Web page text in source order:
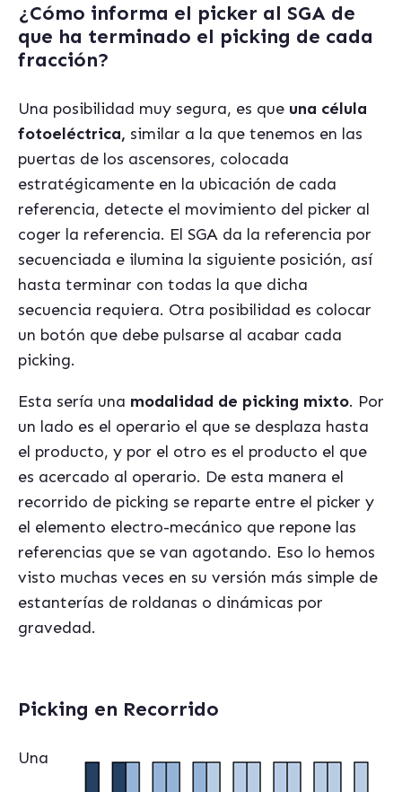
¿Cómo informa el picker al SGA de
que ha terminado el picking de cada
fracción?
Una posibilidad muy segura, es que una célula
fotoeléctrica, similar a la que tenemos en las
puertas de los ascensores, colocada
estratégicamente en la ubicación de cada
referencia, detecte el movimiento del picker al
coger la referencia. El SGA da la referencia por
secuenciada e ilumina la siguiente posición, así
hasta terminar con todas la que dicha
secuencia requiera. Otra posibilidad es colocar
un botón que debe pulsarse al acabar cada
picking.
Esta sería una modalidad de picking mixto. Por
un lado es el operario el que se desplaza hasta
el producto, y por el otro es el producto el que
es acercado al operario. De esta manera el
recorrido de picking se reparte entre el picker y
el elemento electro-mecánico que repone las
referencias que se van agotando. Eso lo hemos
visto muchas veces en su versión más simple de
estanterías de roldanas o dinámicas por
gravedad.
Picking en Recorrido
Una